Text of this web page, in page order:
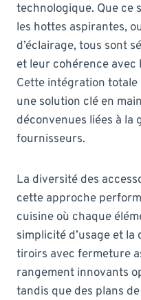
technologique. Que ce
les hottes aspirantes,
d’éclairage, tous sont
et leur cohérence avec
Cette intégration
une solution clé en
déconvenues liées à la
fournisseurs.
La diversité des
cette approche
cuisine où chaque
simplicité d’usage et
tiroirs avec fermeture
rangement innovants
tandis que des plans